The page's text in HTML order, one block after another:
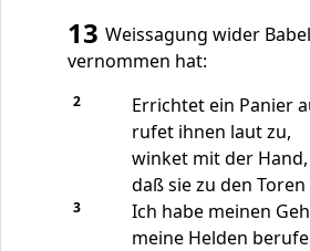
13 Weissagung wider
vernommen hat:
2
Errichtet ein Panier
rufet ihnen laut zu,
winket mit der Hand,
daß sie zu den
3
Ich habe meinen
meine Helden